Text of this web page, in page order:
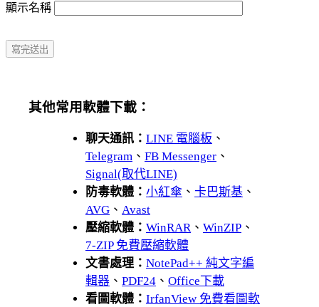
顯示名稱
其他常用軟體下載：
聊天通訊： LINE 電腦板 、
Telegram 、 FB Messenger 、
Signal(取代LINE)
防毒軟體： 小紅傘 、 卡巴斯基 、
AVG 、 Avast
壓縮軟體： WinRAR、 WinZIP 、
7-ZIP 免費壓縮軟體
文書處理： NotePad++ 純文字編
輯器 、 PDF24 、 Office下載
看圖軟體： IrfanView 免費看圖軟